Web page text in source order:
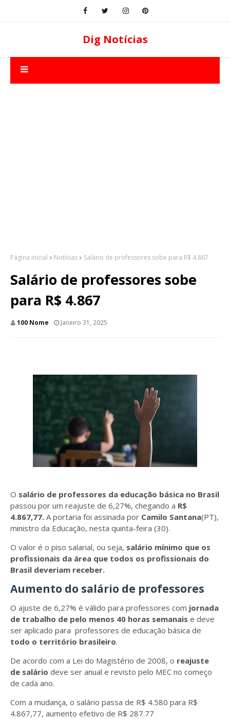
Dig Notícias
Página inicial Notícias Salário de professores sobe para R$ 4.867
Salário de professores sobe
para R$ 4.867
100 Nome Janeiro 31, 2025
O salário de professores da educação básica no Brasil
passou por um reajuste de 6,27%, chegando a R$
4.867,77. A portaria foi assinada por Camilo Santana(PT),
ministro da Educação, nesta quinta-feira (30).
O valor é o piso salarial, ou seja, salário mínimo que os
profissionais da área que todos os profissionais do
Brasil deveriam receber.
Aumento do salário de professores
O ajuste de 6,27% é válido para professores com jornada
de trabalho de pelo menos 40 horas semanais e deve
ser aplicado para professores de educação básica de
todo o território brasileiro.
De acordo com a Lei do Magistério de 2008, o reajuste
de salário deve ser anual e revisto pelo MEC no começo
de cada ano.
Com a mudança, o salário passa de R$ 4.580 para R$
4.867,77, aumento efetivo de R$ 287.77